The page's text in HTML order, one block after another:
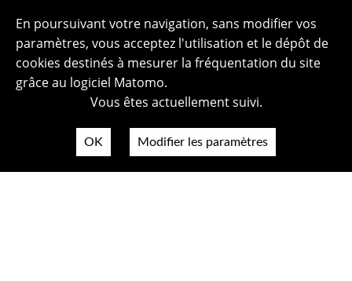
En poursuivant votre navigation, sans modifier vos
paramètres, vous acceptez l'utilisation et le dépôt de
cookies destinés à mesurer la fréquentation du site
grâce au logiciel Matomo.
Vous êtes actuellement suivi.
OK Modifier les paramètres